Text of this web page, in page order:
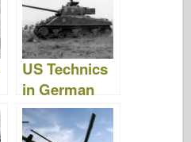
o
n
US Technics
in German
Units –
Albumfotos